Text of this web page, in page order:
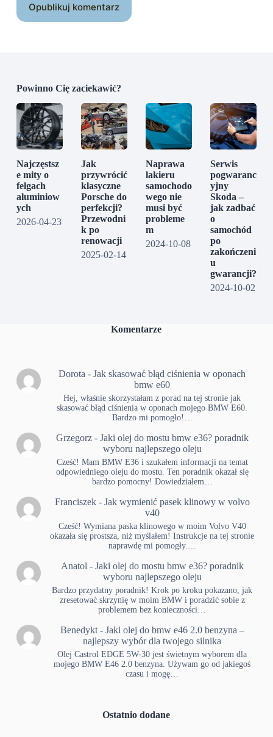
Opublikuj komentarz
Powinno Cię zaciekawić?
Najczęstsz
e mity o
felgach
aluminiow
ych
2026-04-23
Jak
przywrócić
klasyczne
Porsche do
perfekcji?
Przewodni
k po
renowacji
2025-02-14
Naprawa
lakieru
samochodo
wego nie
musi być
probleme
m
2024-10-08
Serwis
pogwaranc
yjny
Skoda –
jak zadbać
o
samochód
po
zakończeni
u
gwarancji?
2024-10-02
Komentarze
Dorota -Jak skasować błąd ciśnienia w oponach
bmw e60
Hej, właśnie skorzystałam z porad na tej stronie jak
skasować błąd ciśnienia w oponach mojego BMW E60.
Bardzo mi pomogło!…
Grzegorz- Jaki olej do mostu bmw e36? poradnik
wyboru najlepszego oleju
Cześć! Mam BMW E36 i szukałem informacji na temat
odpowiedniego oleju do mostu. Ten poradnik okazał się
bardzo pomocny! Dowiedziałem…
Franciszek- Jak wymienić pasek klinowy w volvo
v40
Cześć! Wymiana paska klinowego w moim Volvo V40
okazała się prostsza, niż myślałem! Instrukcje na tej stronie
naprawdę mi pomogły.…
Anatol - Jaki olej do mostu bmw e36? poradnik
wyboru najlepszego oleju
Bardzo przydatny poradnik! Krok po kroku pokazano, jak
zresetować skrzynię w moim BMW i poradzić sobie z
problemem bez konieczności…
Benedykt- Jaki olej do bmw e46 2.0 benzyna –
najlepszy wybór dla twojego silnika
Olej Castrol EDGE 5W-30 jest świetnym wyborem dla
mojego BMW E46 2.0 benzyna. Używam go od jakiegoś
czasu i mogę…
Ostatnio dodane